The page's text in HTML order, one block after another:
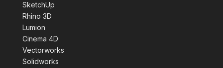
SketchUp
Rhino 3D
Lumion
Cinema 4D
Vectorworks
Solidworks